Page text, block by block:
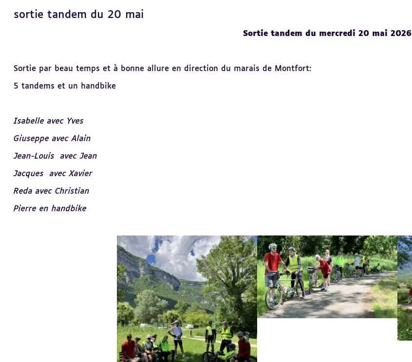
sortie tandem du 20 mai
Sortie tandem du mercredi 20 mai 2026
Sortie par beau temps et à bonne allure en direction du marais de Montfort:
5 tandems et un handbike
Isabelle avec Yves
Giuseppe avec Alain
Jean-Louis avec Jean
Jacques avec Xavier
Reda avec Christian
Pierre en handbike
Revenir